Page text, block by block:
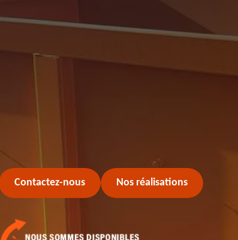
Contactez-nous Nos réalisations